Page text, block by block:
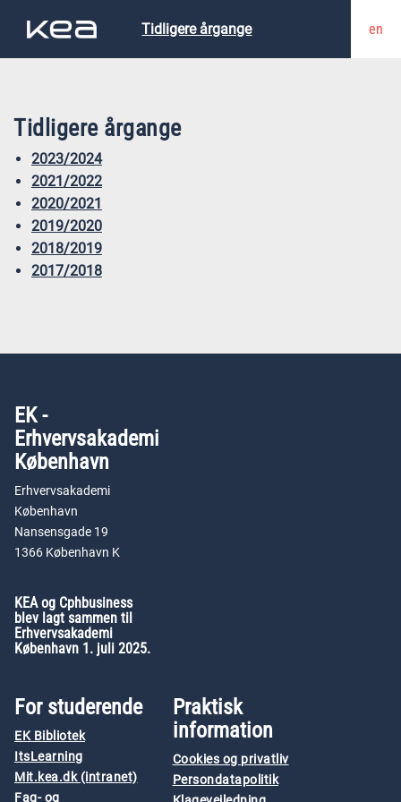
Tidligere årgange en
Tidligere årgange
2023/2024
2021/2022
2020/2021
2019/2020
2018/2019
2017/2018
EK -
Erhvervsakademi
København
Erhvervsakademi
København
Nansensgade 19
1366 København K
KEA og Cphbusiness
blev lagt sammen til
Erhvervsakademi
København 1. juli 2025.
For studerende
EK Bibliotek
ItsLearning
Mit.kea.dk (intranet)
Fag- og
Praktisk
information
Cookies og privatliv
Persondatapolitik